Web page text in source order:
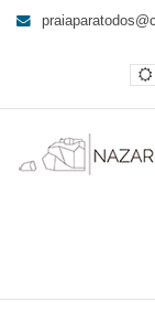
acessibilidades-
para